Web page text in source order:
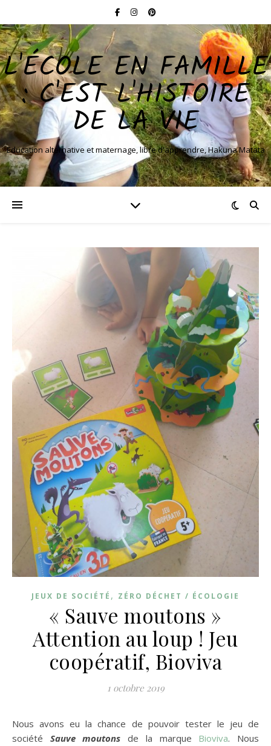
L'ÉCOLE EN FAMILLE
: C'EST L'HISTOIRE
DE LA VIE
Education alternative et maternage, libre d'apprendre, Hakuna Matata
JEUX DE SOCIÉTÉ , ZÉRO DÉCHET / ÉCOLOGIE
« Sauve moutons »
Attention au loup ! Jeu
coopératif, Bioviva
1 octobre 2019
Nous avons eu la chance de pouvoir tester le jeu de
société Sauve moutons de la marque Bioviva. Nous